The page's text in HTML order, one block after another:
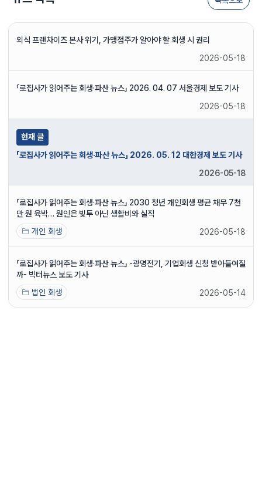
외식 프랜차이즈 본사 위기, 가맹점주가 알아야 할 회생 시 권리
2026-05-18
「로집사가 읽어주는 회생·파산 뉴스」 2026. 04. 07 서울경제 보도 기사
2026-05-18
현재 글
「로집사가 읽어주는 회생·파산 뉴스」 2026. 05. 12 대한경제 보도 기사
2026-05-18
「로집사가 읽어주는 회생·파산 뉴스」 2030 청년 개인회생 평균 채무 7천
만 원 육박… 원인은 빚투 아닌 생활비와 실직
개인 회생
2026-05-18
「로집사가 읽어주는 회생·파산 뉴스」 -광명전기, 기업회생 신청 받아들여질
까- 빅터뉴스 보도 기사
법인 회생
2026-05-14